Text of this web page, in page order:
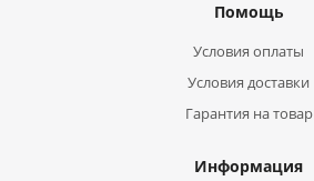
Помощь
Условия оплаты
Условия доставки
Гарантия на товар
Информация